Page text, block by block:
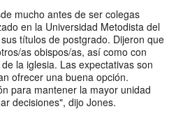
mucho antes de ser colegas
en la Universidad Metodista del
títulos de postgrado. Dijeron que
as obispos/as, así como con
la iglesia. Las expectativas son
ofrecer una buena opción.
para mantener la mayor unidad
decisiones", dijo Jones.